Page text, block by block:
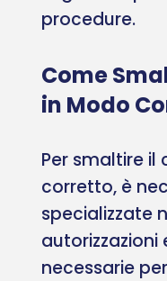
procedure.
Come
in Modo
Per smaltire
corretto, è
specializzate
necessarie